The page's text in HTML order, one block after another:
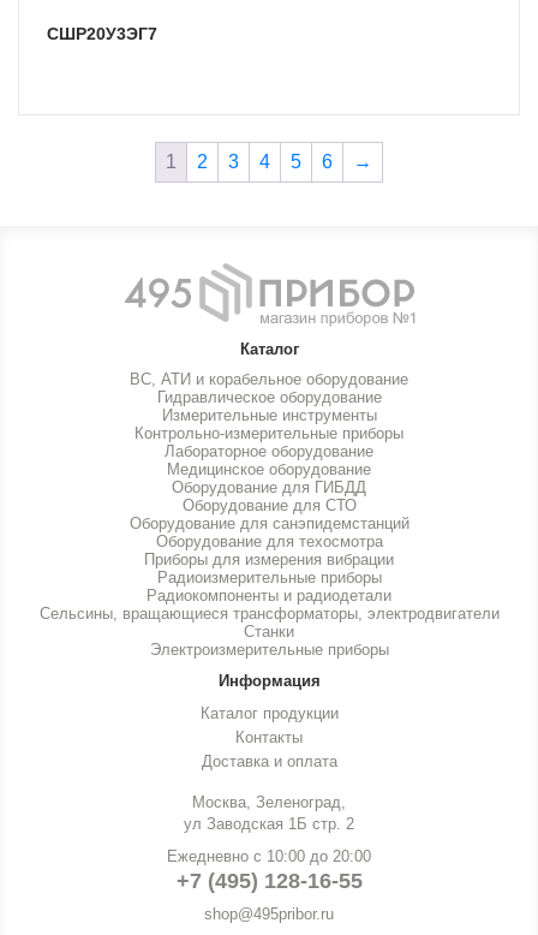
СШР20У3ЭГ7
1 2 3 4 5 6 →
Каталог
ВС, АТИ и корабельное оборудование
Гидравлическое оборудование
Измерительные инструменты
Контрольно-измерительные приборы
Лабораторное оборудование
Медицинское оборудование
Оборудование для ГИБДД
Оборудование для СТО
Оборудование для санэпидемстанций
Оборудование для техосмотра
Приборы для измерения вибрации
Радиоизмерительные приборы
Радиокомпоненты и радиодетали
Сельсины, вращающиеся трансформаторы, электродвигатели
Станки
Электроизмерительные приборы
Информация
Каталог продукции
Контакты
Доставка и оплата
Москва, Зеленоград,
ул Заводская 1Б стр. 2
Ежедневно с 10:00 до 20:00
+7 (495) 128-16-55
shop@495pribor.ru